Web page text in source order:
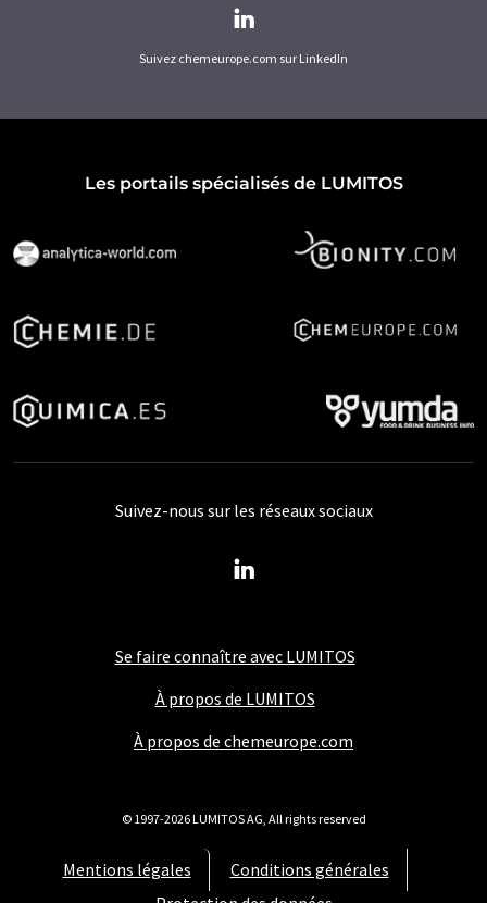
Suivez chemeurope.com sur LinkedIn
Les portails spécialisés de LUMITOS
Se faire connaître avec LUMITOS
À propos de LUMITOS
À propos de chemeurope.com
Mentions légales
Conditions générales
Suivez-nous sur les réseaux sociaux
© 1997-2026 LUMITOS AG, All rights reserved